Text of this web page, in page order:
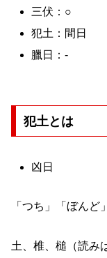
三伏：○
犯土：間日
臘日：-
犯土とは
凶日
「つち」「ぼんど
土、椎、槌（読み